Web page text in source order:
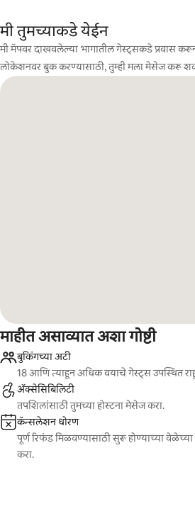
मी तुमच्याकडे येईन
मी मॅपवर दाखवलेल्या भागातील गेस्ट्सकडे प्रवास
लोकेशनवर बुक करण्यासाठी, तुम्ही मला मेसेज करू
माहीत असाव्यात अशा गोष्टी
बुकिंगच्या अटी
18 आणि त्याहून अधिक वयाचे गेस्ट्स उपस्थित
ॲक्सेसिबिलिटी
तपशिलांसाठी तुमच्या होस्टना मेसेज करा.
कॅन्सलेशन धोरण
पूर्ण रिफंड मिळवण्यासाठी सुरू होण्याच्या
करा.